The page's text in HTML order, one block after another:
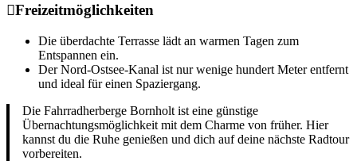
Freizeitmöglichkeiten
Die überdachte Terrasse lädt an warmen Tagen zum
Entspannen ein.
Der Nord-Ostsee-Kanal ist nur wenige hundert Meter entfernt
und ideal für einen Spaziergang.
Die Fahrradherberge Bornholt ist eine günstige
Übernachtungsmöglichkeit mit dem Charme von früher. Hier
kannst du die Ruhe genießen und dich auf deine nächste Radtour
vorbereiten.